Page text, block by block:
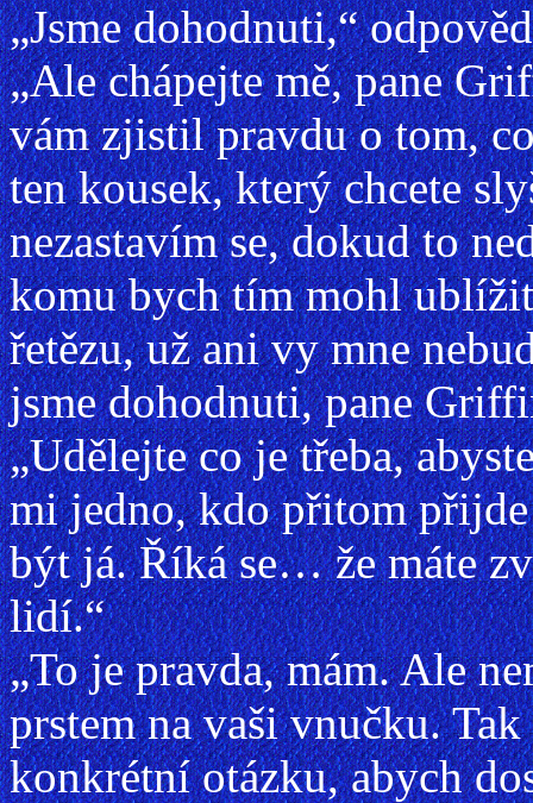
„Jsme dohodnuti,“
„Ale chápejte mě, pane
vám zjistil pravdu o tom,
ten kousek, který chcete
nezastavím se, dokud to
komu bych tím mohl
řetězu, už ani vy mne
jsme dohodnuti, pane
„Udělejte co je třeba,
mi jedno, kdo přitom
být já. Říká se… že máte
lidí.“
„To je pravda, mám. Ale
prstem na vaši vnučku.
konkrétní otázku, abych